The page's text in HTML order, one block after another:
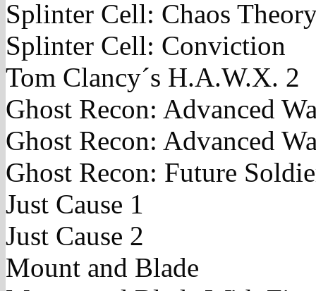
Splinter Cell: Chaos
Splinter Cell: Conviction
Tom Clancy´s H.A.W.X. 2
Ghost Recon: Advanced
Ghost Recon: Advanced
Ghost Recon: Future
Just Cause 1
Just Cause 2
Mount and Blade